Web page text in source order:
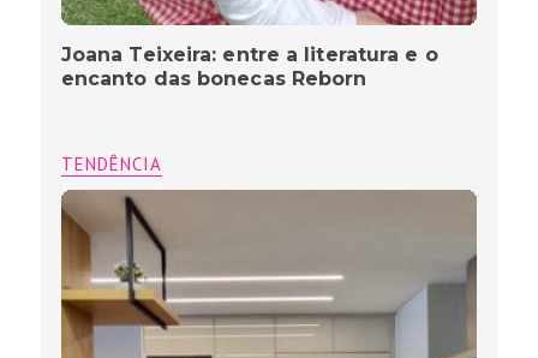
Joana Teixeira: entre a literatura e o
encanto das bonecas Reborn
TENDÊNCIA